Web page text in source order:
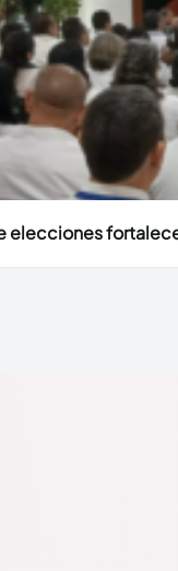
elecciones